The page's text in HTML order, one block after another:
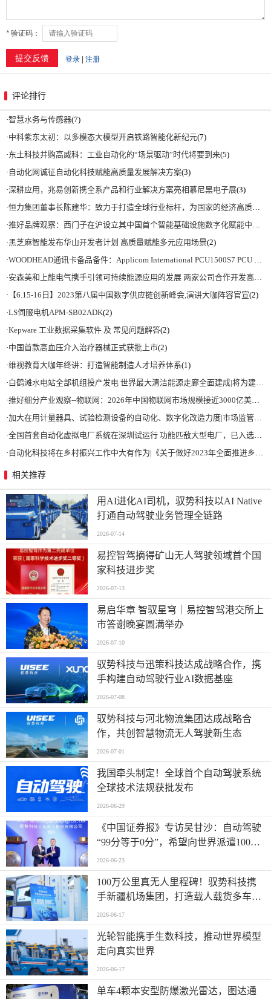
评论排行
·智慧水务与传感器(7)
·中科紫东太初：以多模态大模型开启铁路智能化新纪元(7)
·东土科技并购高威科：工业自动化的“场景驱动”时代将要到来(5)
· 自动化网诚征自动化科技赋能高质量发展解决方案(3)
·深耕应用，兆易创新携全系产品和行业解决方案亮相慕尼黑电子展(3)
·恒力集团董事长陈建华：致力于打造全球行业标杆，为国家的经济高质量发展贡献更大力量|上海电气集团党委书记、董事长吴磊来访
·推好品牌观察：西门子在沪设立其中国首个智能基础设施数字化赋能中心
·黑芝麻智能发布华山开发者计划 高质量赋能多元应用场景(2)
·WOODHEAD通讯卡备品备件：Applicom International PCU1500S7 PCU 1500 S7 V4.5.0
·安森美和上能电气携手引领可持续能源应用的发展 两家公司合作开发高性能储能和太阳能组串式逆变器方案 以实现可持续的未来
· 【6.15-16日】2023第八届中国数字供应链创新峰会,演讲大咖阵容官宣(2)
·LS伺服电机APM-SB02ADK(2)
·Kepware 工业数据采集软件 及 常见问题解答(2)
·中国首款高血压介入治疗器械正式获批上市(2)
·维视教育大咖年终讲：打造智能制造人才培养体系(1)
·白鹤滩水电站全部机组投产发电 世界最大清洁能源走廊全面建成|将为建设新型能源体系、保障国家能源安全、实现“双碳”目标提供有力支撑
·推好细分产业观察--物联网：2026年中国物联网市场规模接近3000亿美元 智慧工厂、智慧城市、智慧电网等将占60%以上
·加大在用计量器具、试验检测设备的自动化、数字化改造力度|市场监管总局 工业和信息化部 关于促进企业计量能力提升的指导意见
·全国首套自动化虚拟电厂系统在深圳试运行 功能匹敌大型电厂，已入选国际典型案例
· 自动化科技将在乡村振兴工作中大有作为|《关于做好2023年全面推进乡村振兴重点工作的意见》发布
相关推荐
用AI进化AI司机，驭势科技以AI Native
打通自动驾驶业务管理全链路
2026-07-14
易控智驾摘得矿山无人驾驶领域首个国
家科技进步奖
2026-07-13
易启华章 智驭星穹｜易控智驾港交所上
市答谢晚宴圆满举办
2026-07-10
驭势科技与迅策科技达成战略合作，携
手构建自动驾驶行业AI数据基座
2026-07-08
驭势科技与河北物流集团达成战略合
作，共创智慧物流无人驾驶新生态
2026-07-01
我国牵头制定！全球首个自动驾驶系统
全球技术法规获批发布
2026-06-29
《中国证券报》专访吴甘沙：自动驾驶
“99分等于0分”，希望向世界派遣100万
名AI司机
2026-06-23
100万公里真无人里程碑！驭势科技携
手新疆机场集团，打造载人载货多车型
全场景运营标杆
2026-06-17
光轮智能携手生数科技，推动世界模型
走向真实世界
2026-06-17
单车4颗本安型防爆激光雷达，图达通